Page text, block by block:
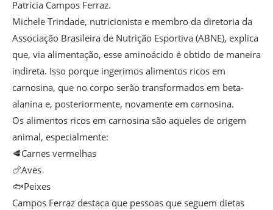
Patrícia Campos Ferraz.
Michele Trindade, nutricionista e membro da diretoria da
Associação Brasileira de Nutrição Esportiva (ABNE), explica
que, via alimentação, esse aminoácido é obtido de maneira
indireta. Isso porque ingerimos alimentos ricos em
carnosina, que no corpo serão transformados em beta-
alanina e, posteriormente, novamente em carnosina.
Os alimentos ricos em carnosina são aqueles de origem
animal, especialmente:
🥩Carnes vermelhas
🍗Aves
🐟Peixes
Campos Ferraz destaca que pessoas que seguem dietas